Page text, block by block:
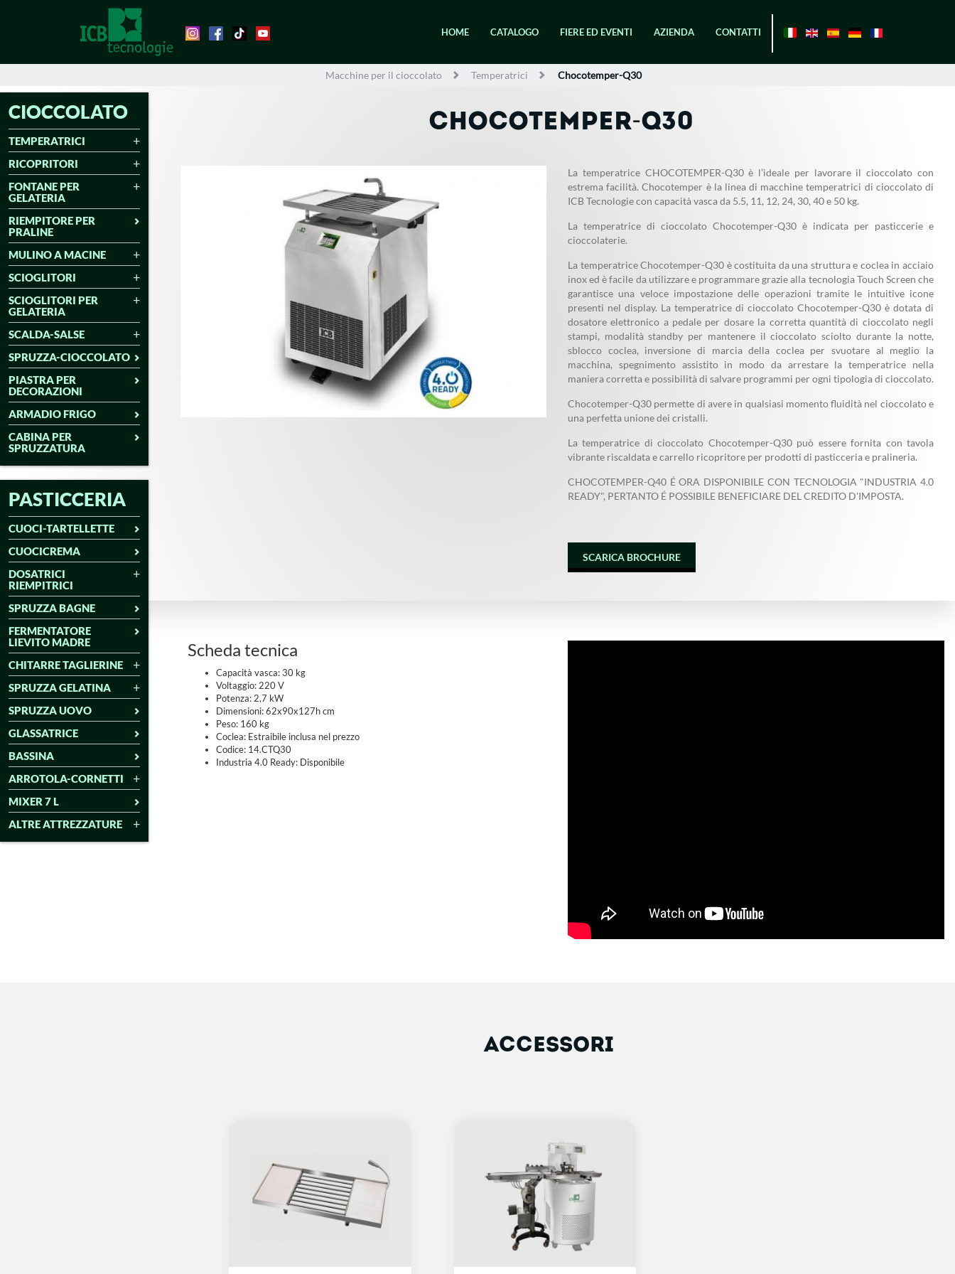
HOME CATALOGO FIERE ED EVENTI AZIENDA CONTATTI
Macchine per il cioccolato Temperatrici Chocotemper-Q30
CHOCOTEMPER-Q30
La temperatrice CHOCOTEMPER-Q30 è l’ideale per lavorare il cioccolato con
estrema facilità. Chocotemper è la linea di macchine temperatrici di cioccolato di
ICB Tecnologie con capacità vasca da 5.5, 11, 12, 24, 30, 40 e 50 kg.
La temperatrice di cioccolato Chocotemper-Q30 è indicata per pasticcerie e
cioccolaterie.
La temperatrice Chocotemper-Q30 è costituita da una struttura e coclea in acciaio
inox ed è facile da utilizzare e programmare grazie alla tecnologia Touch Screen che
garantisce una veloce impostazione delle operazioni tramite le intuitive icone
presenti nel display. La temperatrice di cioccolato Chocotemper-Q30 è dotata di
dosatore elettronico a pedale per dosare la corretta quantità di cioccolato negli
stampi, modalità standby per mantenere il cioccolato sciolto durante la notte,
sblocco coclea, inversione di marcia della coclea per svuotare al meglio la
macchina, spegnimento assistito in modo da arrestare la temperatrice nella
maniera corretta e possibilità di salvare programmi per ogni tipologia di cioccolato.
Chocotemper-Q30 permette di avere in qualsiasi momento fluidità nel cioccolato e
una perfetta unione dei cristalli.
La temperatrice di cioccolato Chocotemper-Q30 può essere fornita con tavola
vibrante riscaldata e carrello ricopritore per prodotti di pasticceria e pralineria.
CHOCOTEMPER-Q40 É ORA DISPONIBILE CON TECNOLOGIA "INDUSTRIA 4.0
READY", PERTANTO É POSSIBILE BENEFICIARE DEL CREDITO D'IMPOSTA.
SCARICA BROCHURE
Scheda tecnica
Capacità vasca: 30 kg
Voltaggio: 220 V
Potenza: 2,7 kW
Dimensioni: 62x90x127h cm
Peso: 160 kg
Coclea: Estraibile inclusa nel prezzo
Codice: 14.CTQ30
Industria 4.0 Ready: Disponibile
ACCESSORI
CIOCCOLATO
TEMPERATRICI
RICOPRITORI
FONTANE PER
GELATERIA
RIEMPITORE PER
PRALINE
MULINO A MACINE
SCIOGLITORI
SCIOGLITORI PER
GELATERIA
SCALDA-SALSE
SPRUZZA-CIOCCOLATO
PIASTRA PER
DECORAZIONI
ARMADIO FRIGO
CABINA PER
SPRUZZATURA
PASTICCERIA
CUOCI-TARTELLETTE
CUOCICREMA
DOSATRICI
RIEMPITRICI
SPRUZZA BAGNE
FERMENTATORE
LIEVITO MADRE
CHITARRE TAGLIERINE
SPRUZZA GELATINA
SPRUZZA UOVO
GLASSATRICE
BASSINA
ARROTOLA-CORNETTI
MIXER 7 L
ALTRE ATTREZZATURE